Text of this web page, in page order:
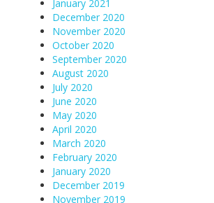
January 2021
December 2020
November 2020
October 2020
September 2020
August 2020
July 2020
June 2020
May 2020
April 2020
March 2020
February 2020
January 2020
December 2019
November 2019